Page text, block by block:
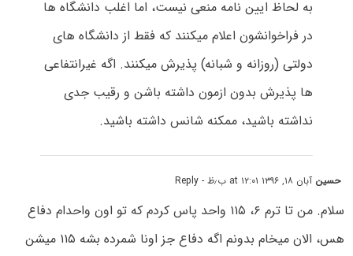
به لحاظ ایین نامه منعی نیست، اما اغلب دانشگاه ها
در فراخوانشون اعلام میکنند که فقط از دانشگاه های
دولتی (روزانه و شبانه) پذیرش میکنند. اگه غیرانتفاعی
ها پذیرش بدون ازمون داشته باشن و رقیب جدی
نداشته باشید، ممکنه شانس داشته باشید.
حسین آبان ۱۸, ۱۳۹۶ at ۱۲:۰۱ ب٫ظ - Reply
سلام. من تا ترم ۶، ۱۱۵ واحد پاس کردم که تو اون واحدام دفاع
هس، الان میخام بدونم اگه دفاع جز اونا شمرده بشه ۱۱۵ میشن